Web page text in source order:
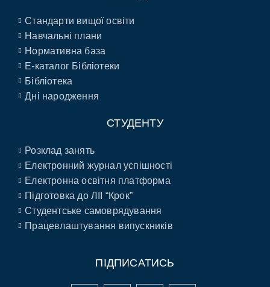
Стандарти вищої освіти
Навчальні плани
Нормативна база
E-каталог Бібліотеки
Бібліотека
Дні народження
СТУДЕНТУ
Розклад занять
Електронний журнал успішності
Електронна освітня платформа
Підготовка до ЛІІ “Крок”
Студентське самоврядування
Працевлаштування випускників
ПІДПИСАТИСЬ